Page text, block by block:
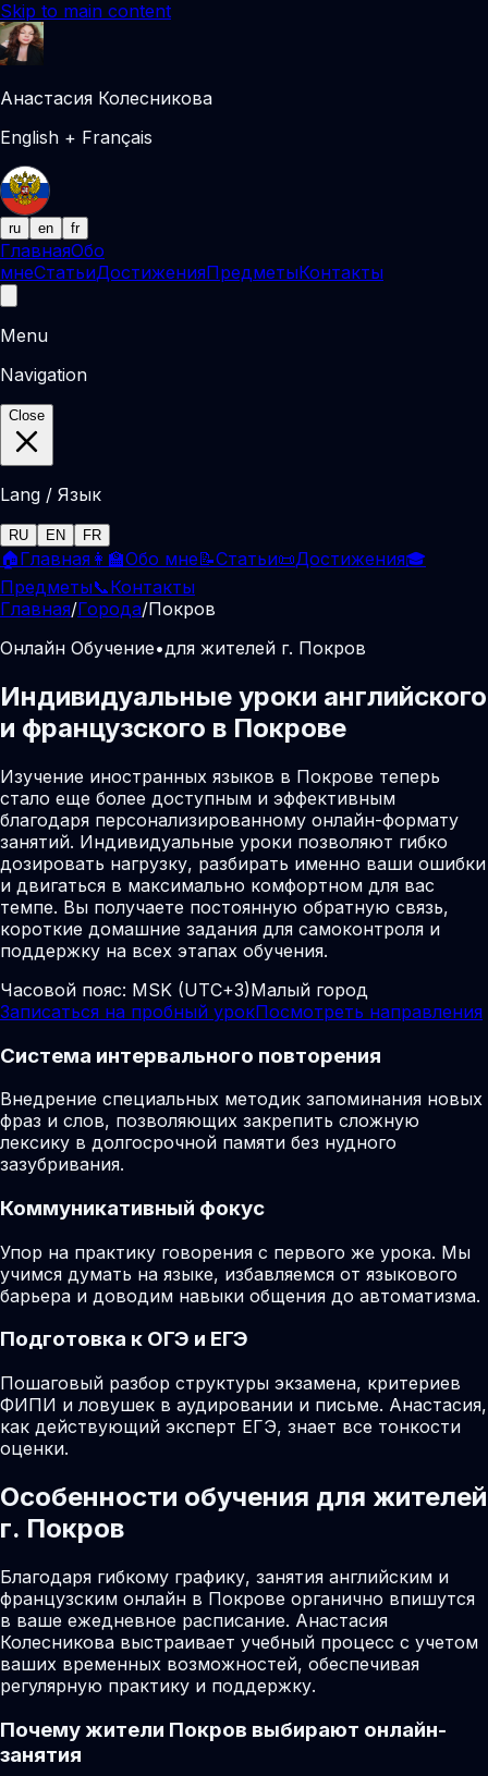
Skip to main content
Анастасия Колесникова
English + Français
ru en fr
ГлавнаяОбо
мнеСтатьиДостиженияПредметыКонтакты
Menu
Navigation
Close
Lang / Язык
RU EN FR
🏠Главная 👩‍🏫Обо мне📝Статьи📜Достижения🎓
Предметы📞Контакты
Главная/Города/Покров
Онлайн Обучение•для жителей г. Покров
Индивидуальные уроки английского
и французского в Покрове
Изучение иностранных языков в Покрове теперь
стало еще более доступным и эффективным
благодаря персонализированному онлайн-формату
занятий. Индивидуальные уроки позволяют гибко
дозировать нагрузку, разбирать именно ваши ошибки
и двигаться в максимально комфортном для вас
темпе. Вы получаете постоянную обратную связь,
короткие домашние задания для самоконтроля и
поддержку на всех этапах обучения.
Часовой пояс: MSK (UTC+3)Малый город
Записаться на пробный урокПосмотреть направления
Система интервального повторения
Внедрение специальных методик запоминания новых
фраз и слов, позволяющих закрепить сложную
лексику в долгосрочной памяти без нудного
зазубривания.
Коммуникативный фокус
Упор на практику говорения с первого же урока. Мы
учимся думать на языке, избавляемся от языкового
барьера и доводим навыки общения до автоматизма.
Подготовка к ОГЭ и ЕГЭ
Пошаговый разбор структуры экзамена, критериев
ФИПИ и ловушек в аудировании и письме. Анастасия,
как действующий эксперт ЕГЭ, знает все тонкости
оценки.
Особенности обучения для жителей
г. Покров
Благодаря гибкому графику, занятия английским и
французским онлайн в Покрове органично впишутся
в ваше ежедневное расписание. Анастасия
Колесникова выстраивает учебный процесс с учетом
ваших временных возможностей, обеспечивая
регулярную практику и поддержку.
Почему жители Покров выбирают онлайн-
занятия